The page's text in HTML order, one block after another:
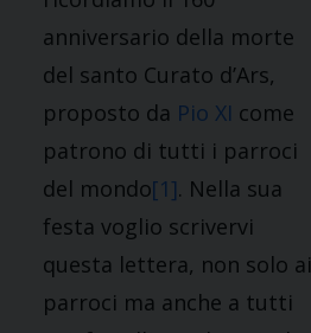
anniversario della morte
del santo Curato d’Ars,
proposto da Pio XI come
patrono di tutti i parroci
del mondo[1]. Nella sua
festa voglio scrivervi
questa lettera, non solo ai
parroci ma anche a tutti